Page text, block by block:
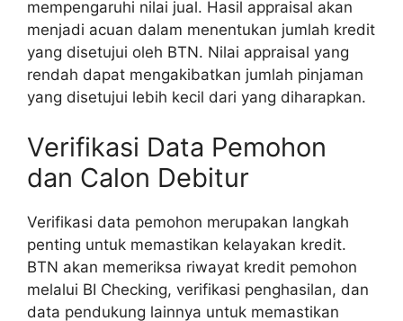
mempengaruhi nilai jual. Hasil appraisal akan
menjadi acuan dalam menentukan jumlah kredit
yang disetujui oleh BTN. Nilai appraisal yang
rendah dapat mengakibatkan jumlah pinjaman
yang disetujui lebih kecil dari yang diharapkan.
Verifikasi Data Pemohon
dan Calon Debitur
Verifikasi data pemohon merupakan langkah
penting untuk memastikan kelayakan kredit.
BTN akan memeriksa riwayat kredit pemohon
melalui BI Checking, verifikasi penghasilan, dan
data pendukung lainnya untuk memastikan